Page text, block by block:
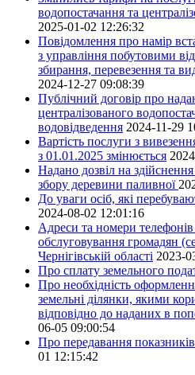
водопостачання та
2025-01-02 12:26:32
Повідомлення про намір
з управління побутовими
збирання, перевезення та
2024-12-27 09:08:39
Публічний договір про
централізованого
водовідведення 2024-11-29
Вартість послуги з
з 01.01.2025 змінюється
Надано дозвіл на здійснення
збору деревини паливної
До уваги осіб, які
2024-08-02 12:01:16
Адреси та номери телефонів
обслуговування громадян
Чернігівській області 2023-
Про сплату земельного
Про необхідність
земельні ділянки, якими
відповідно до наданих в
06-05 09:00:54
Про передавання
01 12:15:42